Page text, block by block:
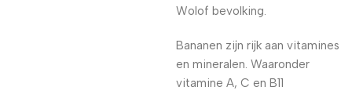
Wolof bevolking.
Bananen zijn rijk aan vitamines
en mineralen. Waaronder
vitamine A, C en B11